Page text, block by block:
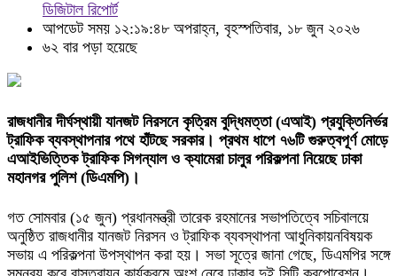
ডিজিটাল রিপোর্ট
আপডেট সময় ১২:১৯:৪৮ অপরাহ্ন, বৃহস্পতিবার, ১৮ জুন ২০২৬
৬২ বার পড়া হয়েছে
রাজধানীর দীর্ঘস্থায়ী যানজট নিরসনে কৃত্রিম বুদ্ধিমত্তা (এআই) প্রযুক্তিনির্ভর
ট্রাফিক ব্যবস্থাপনার পথে হাঁটছে সরকার। প্রথম ধাপে ৭৬টি গুরুত্বপূর্ণ মোড়ে
এআইভিত্তিক ট্রাফিক সিগন্যাল ও ক্যামেরা চালুর পরিকল্পনা নিয়েছে ঢাকা
মহানগর পুলিশ (ডিএমপি)।
গত সোমবার (১৫ জুন) প্রধানমন্ত্রী তারেক রহমানের সভাপতিত্বে সচিবালয়ে
অনুষ্ঠিত রাজধানীর যানজট নিরসন ও ট্রাফিক ব্যবস্থাপনা আধুনিকায়নবিষয়ক
সভায় এ পরিকল্পনা উপস্থাপন করা হয়। সভা সূত্রে জানা গেছে, ডিএমপির সঙ্গে